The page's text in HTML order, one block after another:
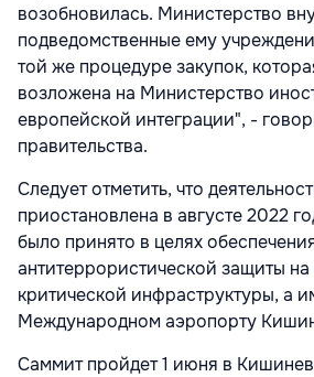
возобновилась. Министерство
подведомственные ему
той же процедуре закупок,
возложена на Министерство
европейской интеграции", -
правительства.
Следует отметить, что
приостановлена в августе 2022
было принято в целях
антитеррористической защиты на
критической инфраструктуры, а
Международном аэропорту
Саммит пройдет 1 июня в